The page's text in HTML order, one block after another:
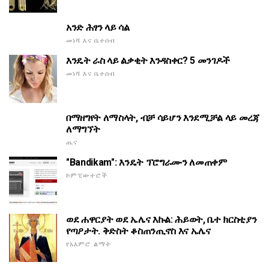
አንድ ሕፃን ላይ ሳል
መነሻ እና ቤተሰብ
እንዴት ራስ ላይ ልቃቂት እንዳስቀር? 5 መንገዶች
መነሻ እና ቤተሰብ
በማዘግየት ለማስላት, ብቻ ሳይሆን እንደሚቻል ላይ መረጃ
ለማግኘት
ጤና
"Bandikam": እንዴት ፕሮግራሙን ለመጠቀም
ኮምፒውተሮች
ወደ ሐዋርያት ወደ ኤሌና እኩል: ሕይወት, ቤተ ክርስቲያን
የጣዖታት. ቅድስት ቆስጠንጢኖስ እና ኤሌና
የአእምሮ ልማት